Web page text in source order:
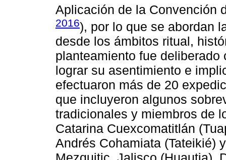
Aplicación de la Convención
2016), por lo que se abordan
desde los ámbitos ritual,
planteamiento fue
lograr su asentimiento e
efectuaron más de 20
que incluyeron algunos
tradicionales y miembros de
Catarina Cuexcomatitlán
Andrés Cohamiata (Tateikié)